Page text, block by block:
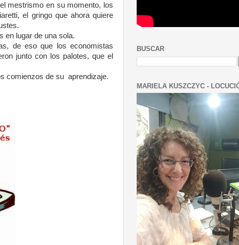
mestrismo en su momento, los
el gringo que ahora quiere
en lugar de una sola.
de eso que los economistas
junto con los palotes, que el
comienzos de su aprendizaje.
BUSCAR
MARIELA KUSZCZYC -